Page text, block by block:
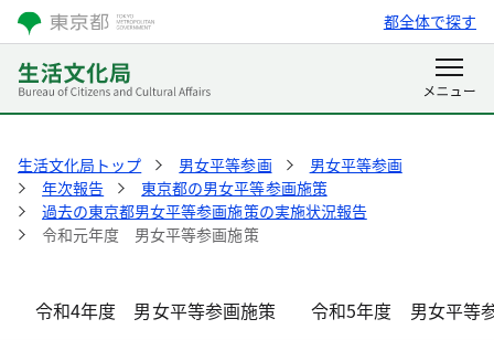
都全体で探す
生活文化局トップ 男女平等参画
男女平等参画
年次報告
東京都の男女平等参画施策
過去の東京都男女平等参画施策の実施状況報告
令和元年度 男女平等参画施策
令和4年度 男女平等参画施策 令和5年度 男女平等